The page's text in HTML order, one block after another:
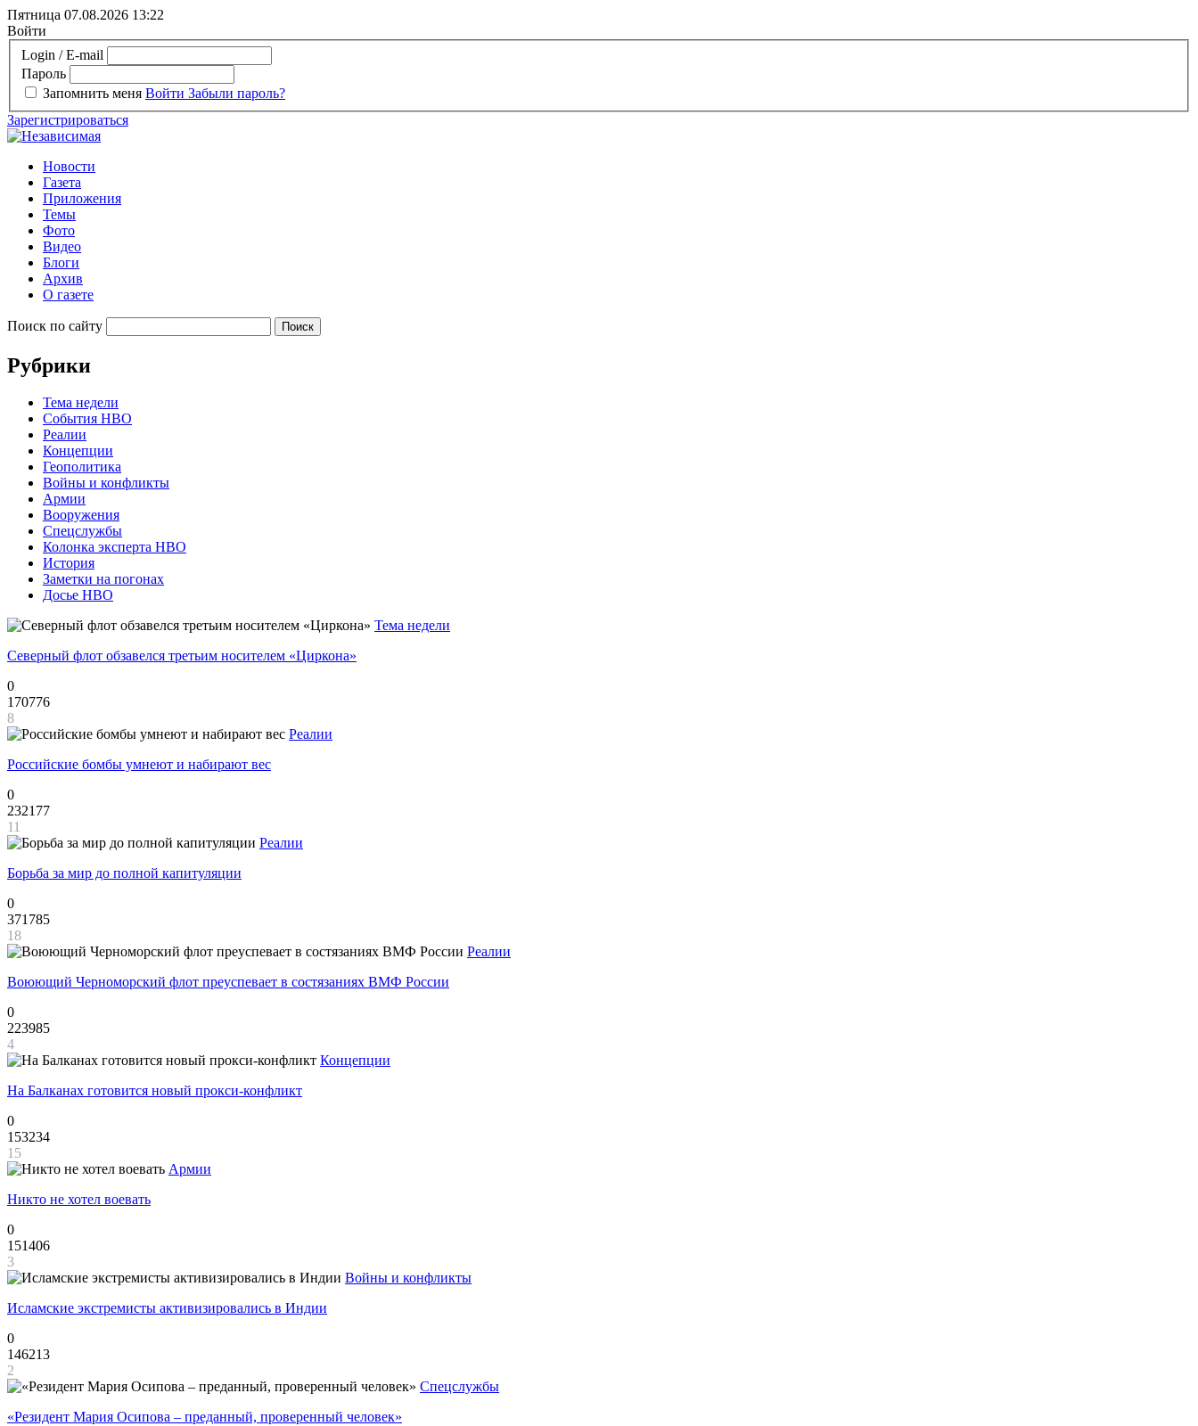
Пятница 07.08.2026 13:22
Войти
Login / E-mail
Пароль
Запомнить меня Войти Забыли пароль?
Зарегистрироваться
Новости
Газета
Приложения
Темы
Фото
Видео
Блоги
Архив
О газете
Поиск по сайту
Рубрики
Тема недели
События НВО
Реалии
Концепции
Геополитика
Войны и конфликты
Армии
Вооружения
Спецслужбы
Колонка эксперта НВО
История
Заметки на погонах
Досье НВО
Тема недели
Северный флот обзавелся третьим носителем «Циркона»
0
170776
8
Реалии
Российские бомбы умнеют и набирают вес
0
232177
11
Реалии
Борьба за мир до полной капитуляции
0
371785
18
Реалии
Воюющий Черноморский флот преуспевает в состязаниях ВМФ России
0
223985
4
Концепции
На Балканах готовится новый прокси-конфликт
0
153234
15
Армии
Никто не хотел воевать
0
151406
3
Войны и конфликты
Исламские экстремисты активизировались в Индии
0
146213
2
Спецслужбы
«Резидент Мария Осипова – преданный, проверенный человек»